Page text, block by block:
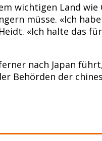
wichtigen Land wie
müsse. «Ich
«Ich halte das
nach Japan
Behörden der